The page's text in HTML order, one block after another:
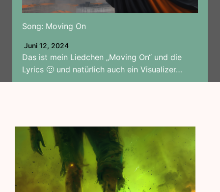
Song: Moving On
Juni 12, 2024
Das ist mein Liedchen „Moving On“ und die
Lyrics 🙂 und natürlich auch ein Visualizer…